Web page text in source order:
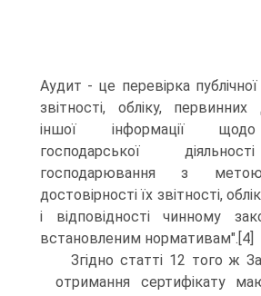
Аудит - це перевiрка публiчної
звiтностi, облiку,
iншої iнформацiї щодо
господарської
господарювання з
достовiрностi їх звiтностi,
i вiдповiдностi чинному
встановленим нормативам".[4]
Згідно статті 12 того ж
отримання сертифiкату